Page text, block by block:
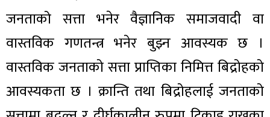
जनताको सत्ता भनेर वैज्ञानिक समाजवादी वा
वास्तविक गणतन्त्र भनेर बुझ्न आवस्यक छ ।
वास्तविक जनताको सत्ता प्राप्तिका निमित्त बिद्रोहको
आवस्यकता छ । क्रान्ति तथा बिद्रोहलाई जनताको